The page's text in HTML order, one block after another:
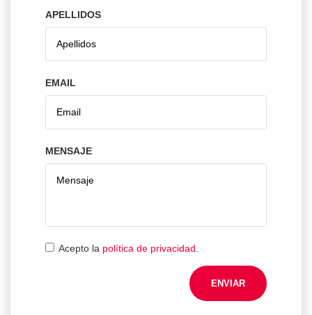
APELLIDOS
EMAIL
MENSAJE
Acepto la política de privacidad
ENVIAR